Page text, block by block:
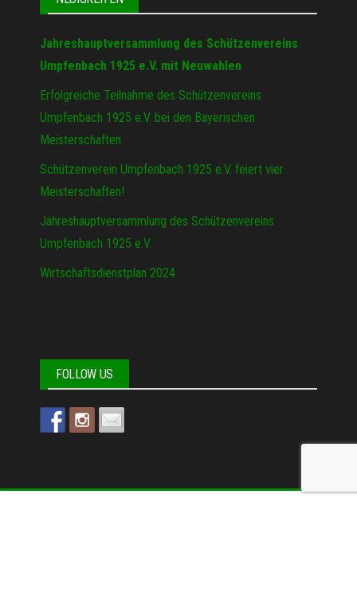
Jahreshauptversammlung des Schützenvereins
Umpfenbach 1925 e.V. mit Neuwahlen
Erfolgreiche Teilnahme des Schützenvereins
Umpfenbach 1925 e.V. bei den Bayerischen
Meisterschaften
Schützenverein Umpfenbach 1925 e.V. feiert vier
Meisterschaften!
Jahreshauptversammlung des Schützenvereins
Umpfenbach 1925 e.V.
Wirtschaftsdienstplan 2024
FOLLOW US